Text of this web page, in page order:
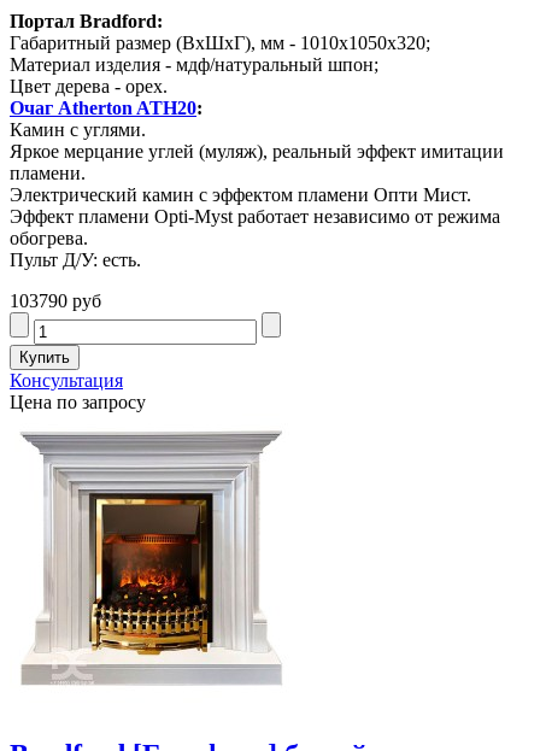
Портал Bradford:
Габаритный размер (ВхШхГ), мм - 1010х1050х320;
Материал изделия - мдф/натуральный шпон;
Цвет дерева - орех.
Очаг Atherton ATH20:
Камин с углями.
Яркое мерцание углей (муляж), реальный эффект имитации
пламени.
Электрический камин с эффектом пламени Опти Мист.
Эффект пламени Opti-Myst работает независимо от режима
обогрева.
Пульт Д/У: есть.
103790 руб
Консультация
Цена по запросу